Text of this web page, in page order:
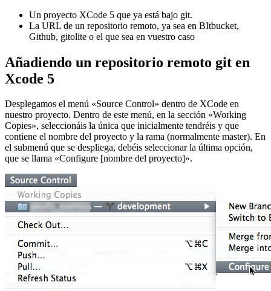
Un proyecto XCode 5 que ya está bajo git.
La URL de un repositorio remoto, ya sea en BItbucket,
Github, gitolite o el que sea en vuestro caso
Añadiendo un repositorio remoto git en
Xcode 5
Desplegamos el menú «Source Control» dentro de XCode en
nuestro proyecto. Dentro de este menú, en la sección «Working
Copies», seleccionáis la única que inicialmente tendréis y que
contiene el nombre del proyecto y la rama (normalmente master). En
el submenú que se despliega, debéis seleccionar la última opción,
que se llama «Configure [nombre del proyecto]».